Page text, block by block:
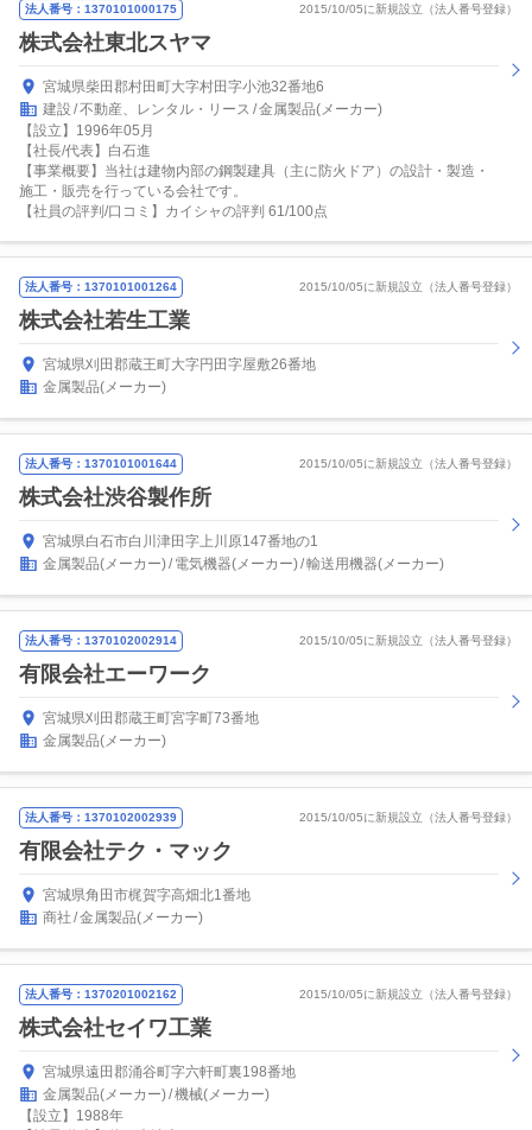
法人番号：1370101000175 2015/10/05に新規設立（法人番号登録）
株式会社東北スヤマ
宮城県柴田郡村田町大字村田字小池32番地6
建設 不動産、レンタル・リース 金属製品(メーカー)
【設立】1996年05月
【社長/代表】白石進
【事業概要】当社は建物内部の鋼製建具（主に防火ドア）の設計・製造・
施工・販売を行っている会社です。
【社員の評判/口コミ】カイシャの評判 61/100点
法人番号：1370101001264 2015/10/05に新規設立（法人番号登録）
株式会社若生工業
宮城県刈田郡蔵王町大字円田字屋敷26番地
金属製品(メーカー)
法人番号：1370101001644 2015/10/05に新規設立（法人番号登録）
株式会社渋谷製作所
宮城県白石市白川津田字上川原147番地の1
金属製品(メーカー) 電気機器(メーカー) 輸送用機器(メーカー)
法人番号：1370102002914 2015/10/05に新規設立（法人番号登録）
有限会社エーワーク
宮城県刈田郡蔵王町宮字町73番地
金属製品(メーカー)
法人番号：1370102002939 2015/10/05に新規設立（法人番号登録）
有限会社テク・マック
宮城県角田市梶賀字高畑北1番地
商社 金属製品(メーカー)
法人番号：1370201002162 2015/10/05に新規設立（法人番号登録）
株式会社セイワ工業
宮城県遠田郡涌谷町字六軒町裏198番地
金属製品(メーカー) 機械(メーカー)
【設立】1988年